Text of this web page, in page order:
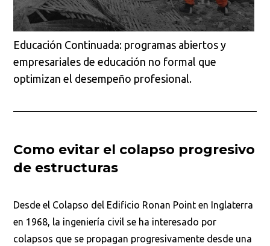
Educación Continuada: programas abiertos y
empresariales de educación no formal que
optimizan el desempeño profesional.
Como evitar el colapso progresivo
de estructuras
Desde el Colapso del Edificio Ronan Point en Inglaterra
en 1968, la ingeniería civil se ha interesado por
colapsos que se propagan progresivamente desde una